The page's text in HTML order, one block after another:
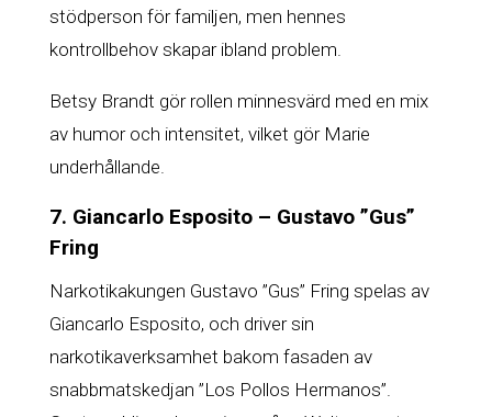
stödperson för familjen, men hennes
kontrollbehov skapar ibland problem.
Betsy Brandt gör rollen minnesvärd med en mix
av humor och intensitet, vilket gör Marie
underhållande.
7. Giancarlo Esposito – Gustavo ”Gus”
Fring
Narkotikakungen Gustavo ”Gus” Fring spelas av
Giancarlo Esposito, och driver sin
narkotikaverksamhet bakom fasaden av
snabbmatskedjan ”Los Pollos Hermanos”.